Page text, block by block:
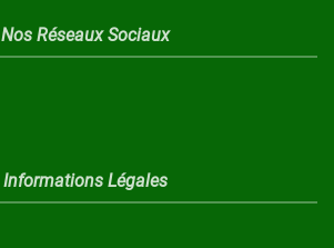
Nos Réseaux Sociaux
Informations Légales